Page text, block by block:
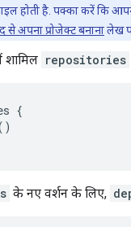
होती है. पक्का करें कि
से अपना प्रोजेक्ट बनानालेख
शामिल repositories
के नए वर्शन के लिए,